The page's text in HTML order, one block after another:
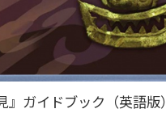
』ガイドブック（英語版）